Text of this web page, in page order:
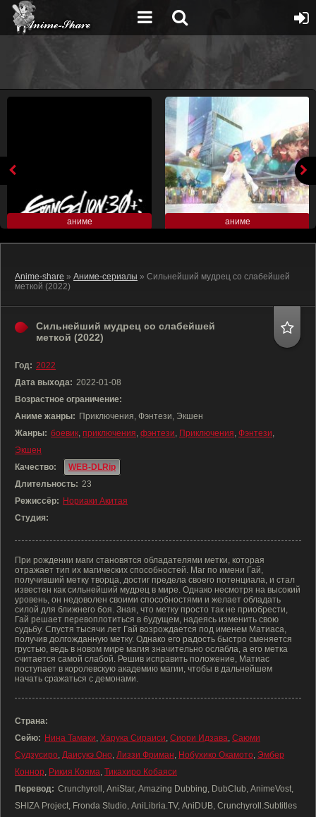
аниме аниме
Anime-share » Аниме-сериалы » Сильнейший мудрец со слабейшей
меткой (2022)
Сильнейший мудрец со слабейшей
меткой (2022)
Год: 2022
Дата выхода: 2022-01-08
Возрастное ограничение:
Аниме жанры: Приключения, Фэнтези, Экшен
Жанры: боевик, приключения, фэнтези, Приключения, Фэнтези,
Экшен
Качество:
WEB-DLRip
Длительность: 23
Режиссёр: Нориаки Акитая
Студия:
При рождении маги становятся обладателями метки, которая
отражает тип их магических способностей. Маг по имени Гай,
получивший метку творца, достиг предела своего потенциала, и стал
известен как сильнейший мудрец в мире. Однако несмотря на высокий
уровень, он недоволен своими способностями и желает обладать
силой для ближнего боя. Зная, что метку просто так не приобрести,
Гай решает перевоплотиться в будущем, надеясь изменить свою
судьбу. Спустя тысячи лет Гай возрождается под именем Матиаса,
получив долгожданную метку. Однако его радость быстро сменяется
грустью, ведь в новом мире магия значительно ослабла, а его метка
считается самой слабой. Решив исправить положение, Матиас
поступает в королевскую академию магии, чтобы в дальнейшем
начать сражаться с демонами.
Страна:
Сейю: Нина Тамаки, Харука Сираиси, Сиори Идзава, Саюми
Судзусиро, Даисукэ Оно, Лиззи Фриман, Нобухико Окамото, Эмбер
Коннор, Рикия Кояма, Тикахиро Кобаяси
Перевод: Crunchyroll, AniStar, Amazing Dubbing, DubClub, AnimeVost,
SHIZA Project, Fronda Studio, AniLibria.TV, AniDUB, Crunchyroll.Subtitles